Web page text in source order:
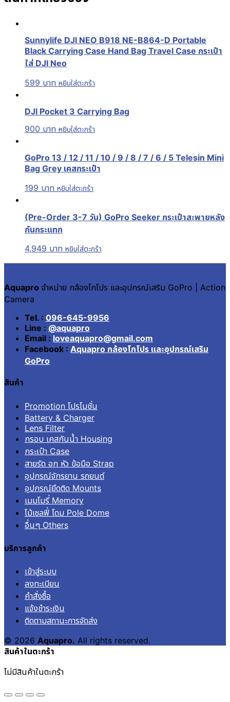
Sunnylife DJI NEO B918 NE-B864-D Portable
Black Carrying Case Hand Bag Travel Case กระเป๋า
ใส่ DJI Neo
599 บาท หยิบใส่ตะกร้า
DJI Pocket 3 Carrying Bag
900 บาท หยิบใส่ตะกร้า
GoPro 13 / 12 / 11 / 10 / 9 / 8 / 7 / 6 / 5 Telesin Mini
Bag Grey เคสกระเป๋า
199 บาท หยิบใส่ตะกร้า
(Pre-Order 3-7 วัน) GoPro Seeker กระเป๋าสะพายหลัง
กันกระแทก
4,949 บาท หยิบใส่ตะกร้า
Aquapro จำหน่าย กล้องโกโปร และอุปกรณ์เสริม GoPro | Action
Camera
Tel. : 096-645-9956
Line : @aquapro
Email : loveaquapro@gmail.com
Facebook : Aquapro กล้องโกโปร และอุปกรณ์เสริม
GoPro
สินค้า
Promotion โปรโมชั่น
Battery & Charger
Lens Filter
กรอบ เคสกันน้ำ Housing
กระเป๋า Case
สายรัด อก หัว ข้อมือ Strap
อุปกรณ์จักรยาน รถยนต์
อุปกรณ์ยึดติด Mounts
เมมโมรี่ Memory
ไม้เซลฟี่ โดม Pole Dome
อื่นๆ Others
บริการลูกค้า
เข้าสู่ระบบ
ลงทะเบียน
คำสั่งซื้อ
แจ้งชำระเงิน
ติดตามสถานะการจัดส่ง
© 2026 Aquapro. All rights reserved.
สินค้าในตะกร้า
ไม่มีสินค้าในตะกร้า